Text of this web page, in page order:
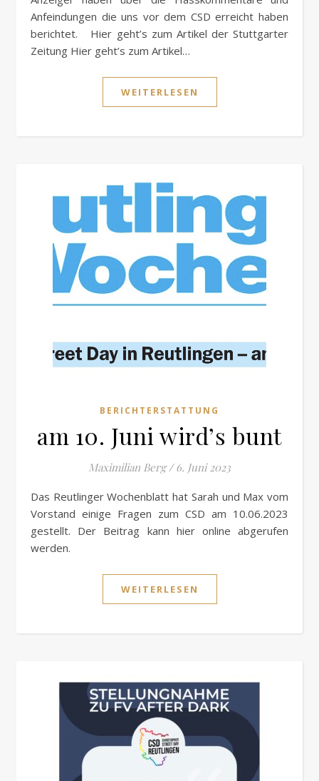
Anfeindungen die uns vor dem CSD erreicht haben
berichtet. Hier geht’s zum Artikel der Stuttgarter
Zeitung Hier geht’s zum Artikel…
WEITERLESEN
BERICHTERSTATTUNG
am 10. Juni wird’s bunt
Maximilian Berg / 6. Juni 2023
Das Reutlinger Wochenblatt hat Sarah und Max vom
Vorstand einige Fragen zum CSD am 10.06.2023
gestellt. Der Beitrag kann hier online abgerufen
werden.
WEITERLESEN